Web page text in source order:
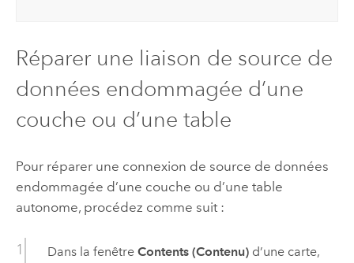
Réparer une liaison de source de
données endommagée d’une
couche ou d’une table
Pour réparer une connexion de source de données
endommagée d’une couche ou d’une table
autonome, procédez comme suit :
Dans la fenêtre Contents (Contenu)d’une carte,